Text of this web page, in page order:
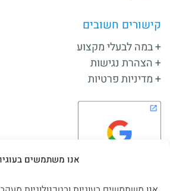
אנו משתמשים
קישורים חשובים
במה לבעלי מקצוע
הצהרת נגישות
מדיניות פרטיות